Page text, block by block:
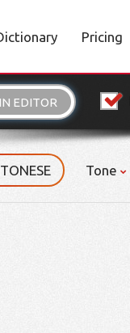
Pricing
EDITOR
Tone